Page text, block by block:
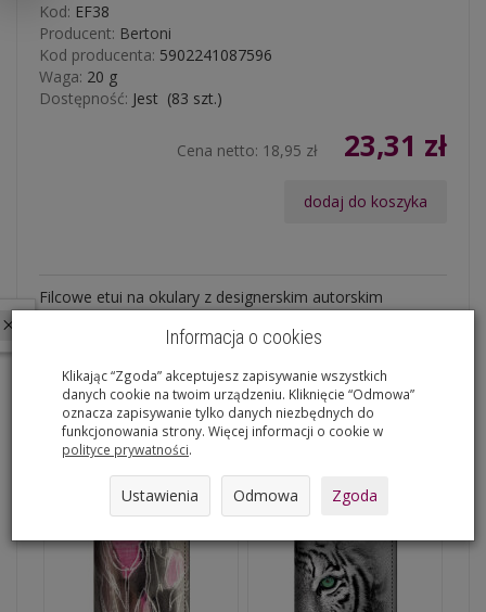
Kod: EF38
Producent: Bertoni
Kod producenta: 5902241087596
Waga: 20 g
Dostępność: Jest (83 szt.)
Cena netto: 18,95 zł 23,31 zł
dodaj do koszyka
Filcowe etui na okulary z designerskim autorskim
Recenzje
Produkt nie posiada recenzji.Dodaj recenzję
Polecane produkty
ostatnich 30 dniach produktem interesuje się
Informacja o cookies
Klikając “Zgoda” akceptujesz zapisywanie wszystkich
danych cookie na twoim urządzeniu. Kliknięcie “Odmowa”
oznacza zapisywanie tylko danych niezbędnych do
funkcjonowania strony. Więcej informacji o cookie w
polityce prywatności.
Ustawienia Odmowa Zgoda